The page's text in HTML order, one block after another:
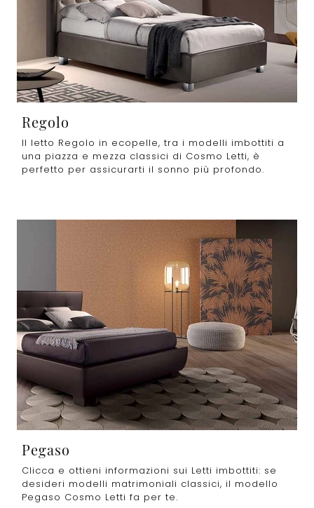
Regolo
Il letto Regolo in ecopelle, tra i modelli imbottiti a
una piazza e mezza classici di Cosmo Letti, è
perfetto per assicurarti il sonno più profondo.
Pegaso
Clicca e ottieni informazioni sui Letti imbottiti: se
desideri modelli matrimoniali classici, il modello
Pegaso Cosmo Letti fa per te.